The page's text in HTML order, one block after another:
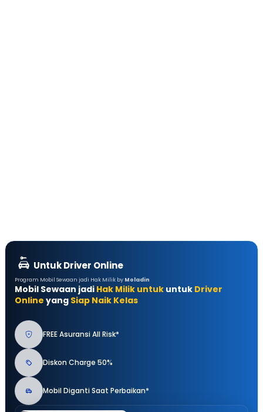
Untuk Driver Online
Program Mobil Sewaan jadi Hak Milik by Moladin
Mobil Sewaan jadi Hak Milik untuk untuk Driver
Online yang Siap Naik Kelas
FREE Asuransi All Risk*
Diskon Charge 50%
Mobil Diganti Saat Perbaikan*